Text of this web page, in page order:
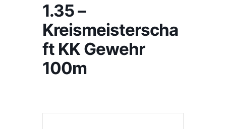
1.35 –
Kreismeisterscha
ft KK Gewehr
100m